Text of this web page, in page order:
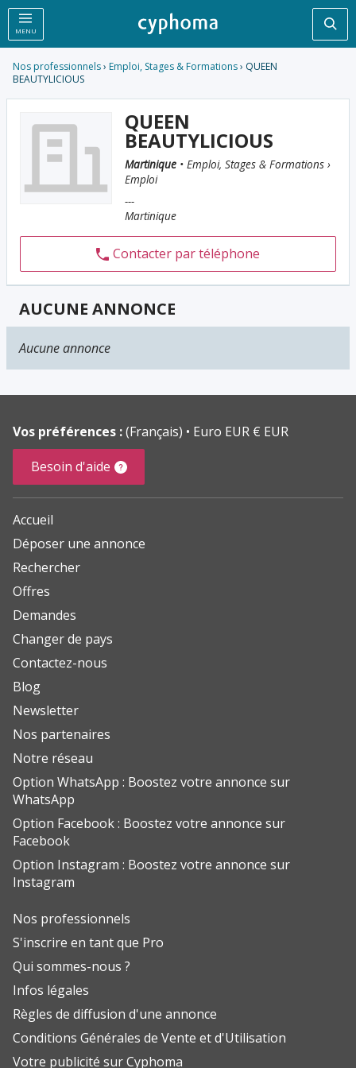
MENU
Nos professionnels› Emploi, Stages & Formations› QUEEN
BEAUTYLICIOUS
QUEEN
BEAUTYLICIOUS
Martinique • Emploi, Stages & Formations ›
Emploi
---
Martinique
Contacter par téléphone
AUCUNE ANNONCE
Aucune annonce
Vos préférences :(Français)
Euro EUR € EUR
Besoin d'aide
Accueil
Déposer une annonce
Rechercher
Offres
Demandes
Changer de pays
Contactez-nous
Blog
Newsletter
Nos partenaires
Notre réseau
Option WhatsApp : Boostez votre annonce sur
WhatsApp
Option Facebook : Boostez votre annonce sur
Facebook
Option Instagram : Boostez votre annonce sur
Instagram
Nos professionnels
S'inscrire en tant que Pro
Qui sommes-nous ?
Infos légales
Règles de diffusion d'une annonce
Conditions Générales de Vente et d'Utilisation
Votre publicité sur Cyphoma